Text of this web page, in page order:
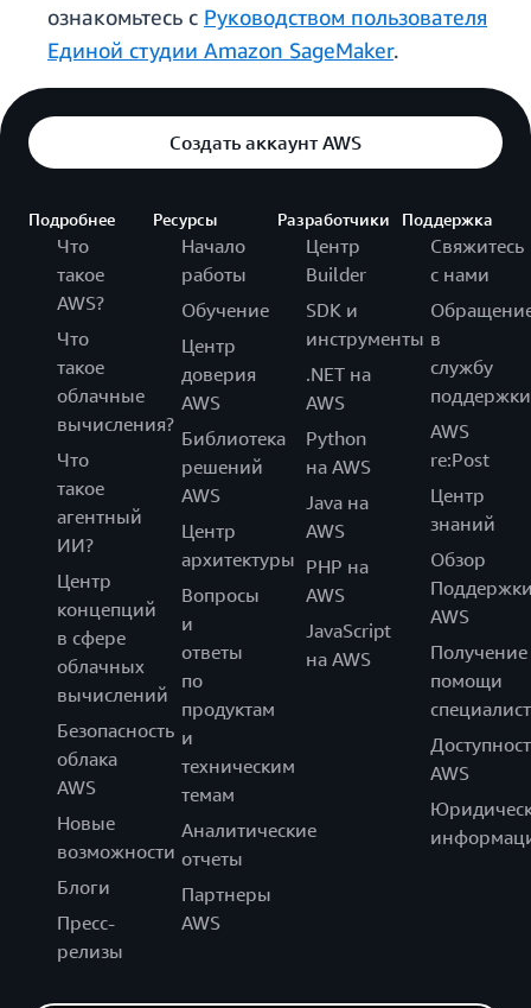
ознакомьтесь с Руководством пользователя
Единой студии Amazon SageMaker.
Создать аккаунт AWS
Подробнее
Что
такое
AWS?
Что
такое
облачные
вычисления?
Что
такое
агентный
ИИ?
Центр
концепций
в сфере
облачных
вычислений
Безопасность
облака
AWS
Новые
возможности
Блоги
Пресс-
релизы
Ресурсы
Начало
работы
Обучение
Центр
доверия
AWS
Библиотека
решений
AWS
Центр
архитектуры
Вопросы
и
ответы
по
продуктам
и
техническим
темам
Аналитические
отчеты
Партнеры
AWS
Разработчики
Центр
Builder
SDK и
инструменты
.NET на
AWS
Python
на AWS
Java на
AWS
PHP на
AWS
JavaScript
на AWS
Поддержка
Свяжитесь
с нами
в
службу
поддержки
AWS
re:Post
Центр
знаний
Обзор
AWS
Получение
помощи
AWS